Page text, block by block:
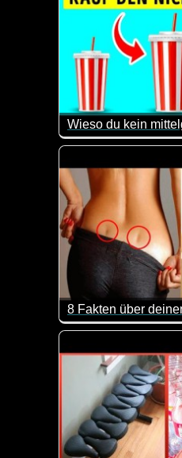
Von Limonade über
8 Fakten über
Unser Körper ist